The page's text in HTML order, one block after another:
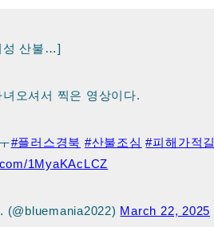
성 산불…]
오셔서 찍은 영상이다.
#플러스경북 #산불조심 #피해가적길
1MyaKAcLCZ
(@bluemania2022) March 22, 2025